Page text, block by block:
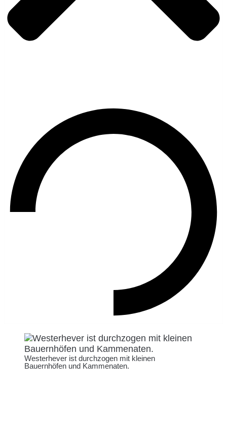
Westerhever ist durchzogen mit kleinen
Bauernhöfen und Kammenaten.